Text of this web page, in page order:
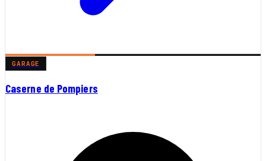
GARAGE
Caserne de Pompiers